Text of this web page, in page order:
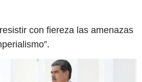
con fiereza las amenazas